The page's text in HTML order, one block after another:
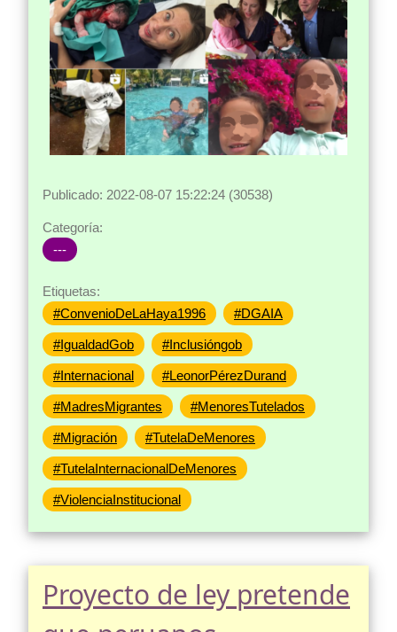
Publicado: 2022-08-07 15:22:24 (30538)
Categoría:
---
Etiquetas:
#ConvenioDeLaHaya1996
#DGAIA
#IgualdadGob #Inclusióngob
#Internacional #LeonorPérezDurand
#MadresMigrantes #MenoresTutelados
#Migración #TutelaDeMenores
#TutelaInternacionalDeMenores
#ViolenciaInstitucional
Proyecto de ley pretende